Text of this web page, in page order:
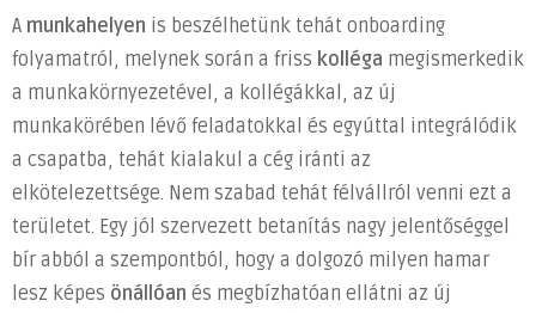
A munkahelyen is beszélhetünk tehát onboarding
folyamatról, melynek során a friss kolléga megismerkedik
a munkakörnyezetével, a kollégákkal, az új
munkakörében lévő feladatokkal és egyúttal integrálódik
a csapatba, tehát kialakul a cég iránti az
elkötelezettsége. Nem szabad tehát félvállról venni ezt a
területet. Egy jól szervezett betanítás nagy jelentőséggel
bír abból a szempontból, hogy a dolgozó milyen hamar
lesz képes önállóan és megbízhatóan ellátni az új